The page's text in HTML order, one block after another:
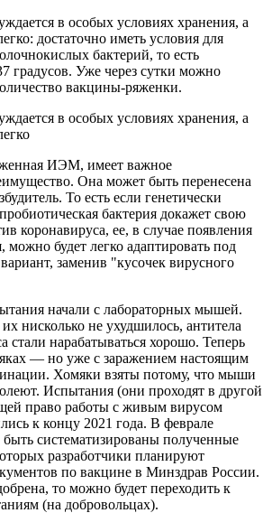
в особых условиях хранения, а
достаточно иметь условия для
бактерий, то есть
градусов. Уже через сутки можно
вакцины-ряженки.
в особых условиях хранения, а
ИЭМ, имеет важное
Она может быть перенесена
То есть если генетически
бактерия докажет свою
коронавируса, ее, в случае появления
можно будет легко адаптировать под
заменив "кусочек вирусного
начали с лабораторных мышей.
нисколько не ухудшилось, антитела
стали нарабатываться хорошо. Теперь
— но уже с заражением настоящим
Хомяки взяты потому, что мыши
Испытания (они проходят в другой
право работы с живым вирусом
к концу 2021 года. В феврале
систематизированы полученные
разработчики планируют
по вакцине в Минздрав России.
то можно будет переходить к
(на добровольцах).